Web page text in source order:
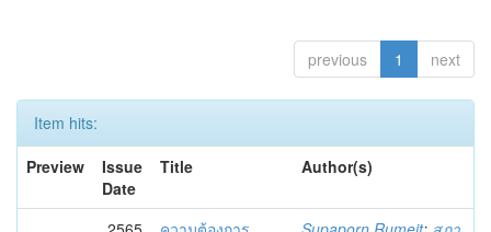
previous 1 next
Item hits:
Preview
Issue
Date
Title Author(s)